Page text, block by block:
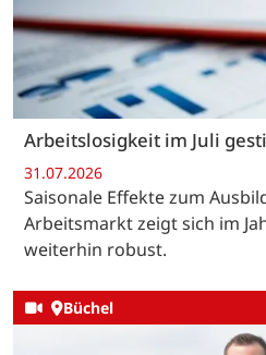
Arbeitslosigkeit im Juli
31.07.2026
Saisonale Effekte zum
Arbeitsmarkt zeigt sich im
weiterhin robust.
Büchel